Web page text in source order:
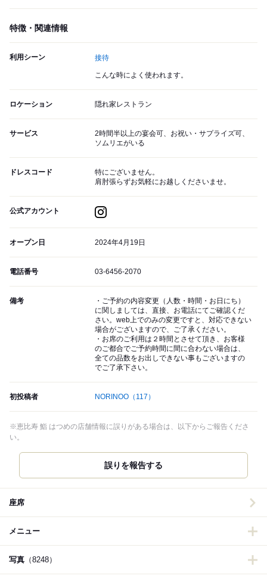
特徴・関連情報
利用シーン 接待
こんな時によく使われます。
ロケーション 隠れ家レストラン
サービス
2時間半以上の宴会可、お祝い・サプライズ可、
ソムリエがいる
ドレスコード
特にございません。
肩肘張らずお気軽にお越しくださいませ。
公式アカウント
オープン日 2024年4月19日
電話番号 03-6456-2070
備考
・ご予約の内容変更（人数・時間・お日にち）
に関しましては、直接、お電話にてご確認くだ
さい。web上でのみの変更ですと、対応できない
場合がございますので、ご了承ください。
・お席のご利用は２時間とさせて頂き、お客様
のご都合でご予約時間に間に合わない場合は、
全ての品数をお出しできない事もございますの
でご了承下さい。
初投稿者 NORINOO （117）
※恵比寿 鮨 はつめの店舗情報に誤りがある場合は、以下からご報告くださ
い。
誤りを報告する
座席
メニュー
写真 （8248）